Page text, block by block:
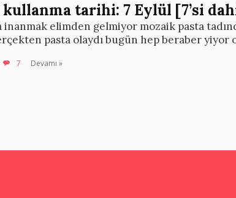
kullanma tarihi: 7 Eylül [7’si
inanmak elimden gelmiyor mozaik pasta
pasta olaydı bugün hep beraber yiyor
7 Devamı »